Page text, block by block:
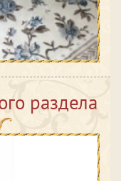
раздела